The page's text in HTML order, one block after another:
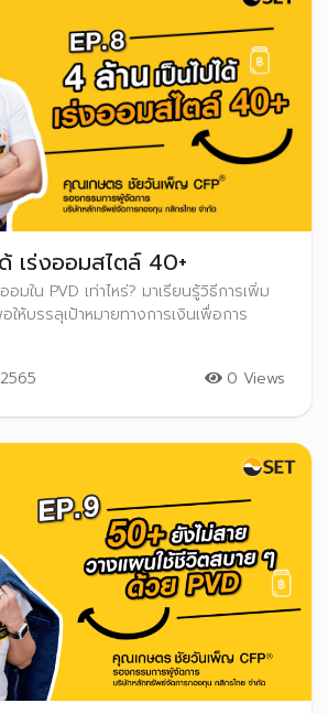
เร่งออมสไตล์ 40+
มใน PVD เท่าไหร่? มาเรียนรู้วิธีการเพิ่ม
ให้บรรลุเป้าหมายทางการเงินเพื่อการ
0 Views